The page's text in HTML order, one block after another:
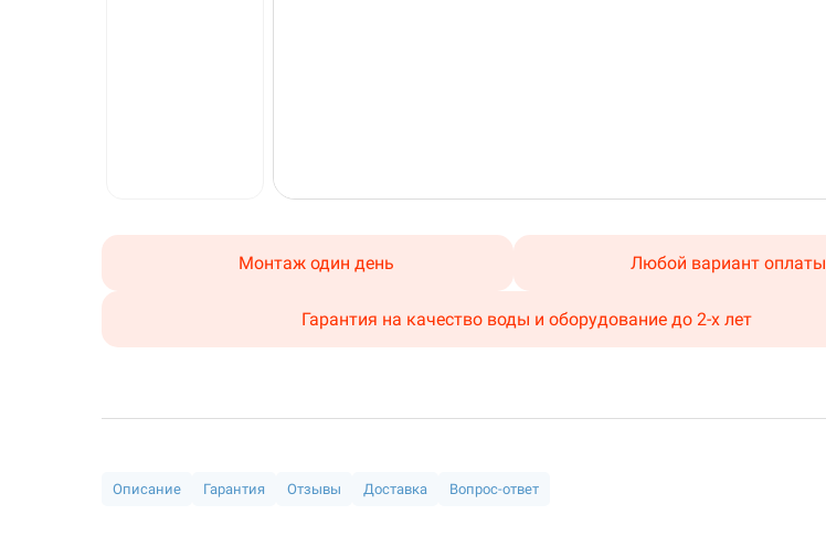
Монтаж один день Любой вариант оплаты
Гарантия на качество воды и оборудование до 2-х лет
Описание Гарантия Отзывы Доставка Вопрос-ответ